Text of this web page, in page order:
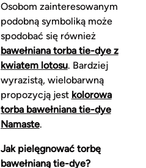
Osobom zainteresowanym
podobną symboliką może
spodobać się również
bawełniana torba tie-dye z
kwiatem lotosu. Bardziej
wyrazistą, wielobarwną
propozycją jest kolorowa
torba bawełniana tie-dye
Namaste.
Jak pielęgnować torbę
bawełnianą tie-dye?